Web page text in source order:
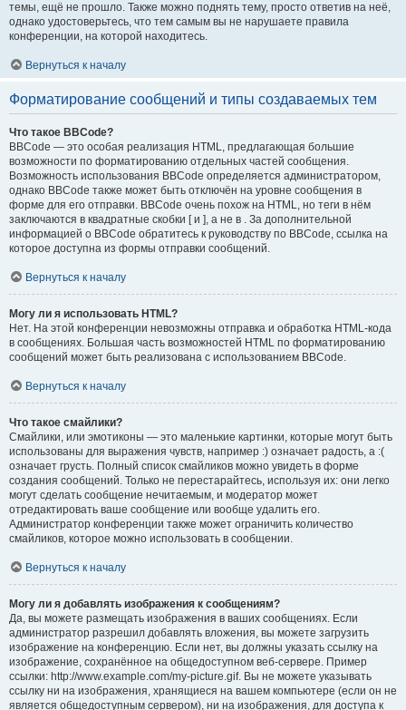
темы, ещё не прошло. Также можно поднять тему, просто ответив на неё,
однако удостоверьтесь, что тем самым вы не нарушаете правила
конференции, на которой находитесь.
Вернуться к началу
Форматирование сообщений и типы создаваемых тем
Что такое BBCode?
BBCode — это особая реализация HTML, предлагающая большие
возможности по форматированию отдельных частей сообщения.
Возможность использования BBCode определяется администратором,
однако BBCode также может быть отключён на уровне сообщения в
форме для его отправки. BBCode очень похож на HTML, но теги в нём
заключаются в квадратные скобки [ и ], а не в . За дополнительной
информацией о BBCode обратитесь к руководству по BBCode, ссылка на
которое доступна из формы отправки сообщений.
Вернуться к началу
Могу ли я использовать HTML?
Нет. На этой конференции невозможны отправка и обработка HTML-кода
в сообщениях. Большая часть возможностей HTML по форматированию
сообщений может быть реализована с использованием BBCode.
Вернуться к началу
Что такое смайлики?
Смайлики, или эмотиконы — это маленькие картинки, которые могут быть
использованы для выражения чувств, например :) означает радость, а :(
означает грусть. Полный список смайликов можно увидеть в форме
создания сообщений. Только не перестарайтесь, используя их: они легко
могут сделать сообщение нечитаемым, и модератор может
отредактировать ваше сообщение или вообще удалить его.
Администратор конференции также может ограничить количество
смайликов, которое можно использовать в сообщении.
Вернуться к началу
Могу ли я добавлять изображения к сообщениям?
Да, вы можете размещать изображения в ваших сообщениях. Если
администратор разрешил добавлять вложения, вы можете загрузить
изображение на конференцию. Если нет, вы должны указать ссылку на
изображение, сохранённое на общедоступном веб-сервере. Пример
ссылки: http://www.example.com/my-picture.gif. Вы не можете указывать
ссылку ни на изображения, хранящиеся на вашем компьютере (если он не
является общедоступным сервером), ни на изображения, для доступа к